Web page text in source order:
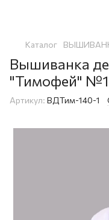
Каталог
Вышиванка
"Тимофей" №1
Артикул: ВДТим-140-1